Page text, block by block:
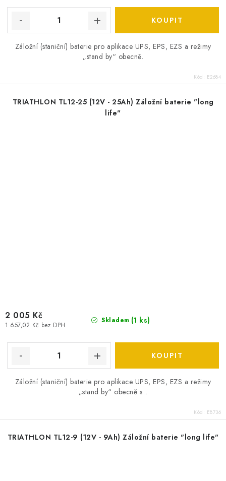
Záložní (staniční) baterie pro aplikace UPS, EPS, EZS a režimy
„stand by“ obecně.
Kód: E2684
TRIATHLON TL12-25 (12V - 25Ah) Záložní baterie "long
life"
Skladem (1 ks)
1 657,02 Kč bez DPH
2 005 Kč
Záložní (staniční) baterie pro aplikace UPS, EPS, EZS a režimy
„stand by“ obecně s...
Kód: E8736
TRIATHLON TL12-9 (12V - 9Ah) Záložní baterie "long life"